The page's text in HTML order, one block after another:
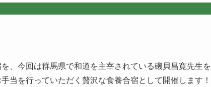
、今回は群馬県で和道を主宰されている磯貝昌寛先生を
当を行っていただく贅沢な食養合宿として開催します！